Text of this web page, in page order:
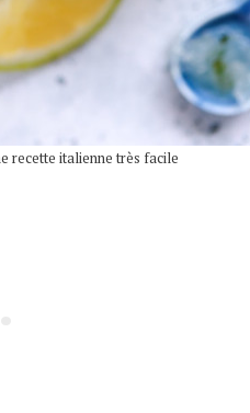
recette italienne très facile